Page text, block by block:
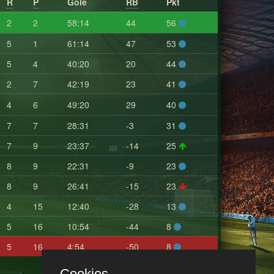
2
2 58:14 44
56
5
1 61:14 47
53
5
4 40:20 20
44
2
7 42:19 23
41
4
6 49:20 29
40
7
7 28:31 -3
31
7
9 23:37 -14
25
8
9 22:31 -9
23
8
9 26:41 -15
23
4
15 12:40 -28
13
5
16 10:54 -44
8
5
16 4:54 -50 8